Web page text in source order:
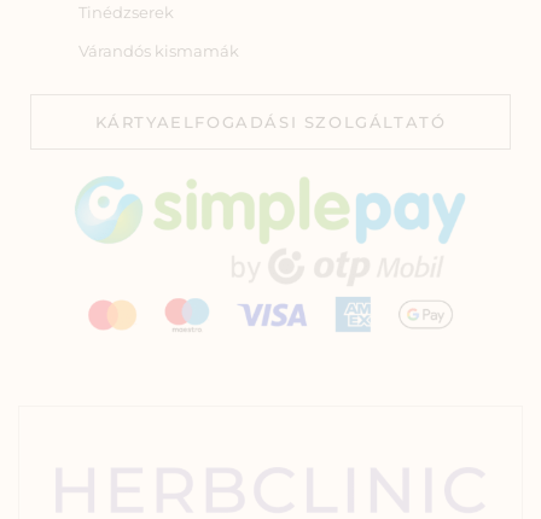
Tinédzserek
Várandós kismamák
KÁRTYAELFOGADÁSI SZOLGÁLTATÓ